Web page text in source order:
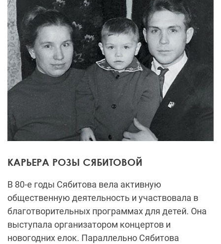
КАРЬЕРА РОЗЫ СЯБИТОВОЙ
В 80-е годы Сябитова вела активную
общественную деятельность и участвовала в
благотворительных программах для детей. Она
выступала организатором концертов и
новогодних елок. Параллельно Сябитова